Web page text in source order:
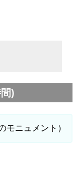
)
モニュメント）